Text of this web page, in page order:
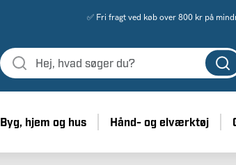
✅ Fri fragt ved køb over 800 kr på
Byg, hjem og hus Hånd- og elværktøj